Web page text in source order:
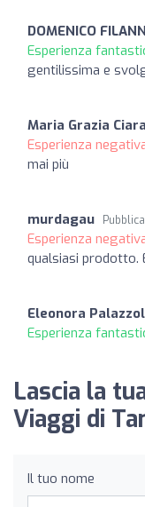
DOMENICO
Esperienza
gentilissima e
Maria Grazia
Esperienza
mai più
murdagau
Esperienza
qualsiasi prodotto.
Eleonora
Esperienza
Lascia la
Viaggi di
Il tuo nome